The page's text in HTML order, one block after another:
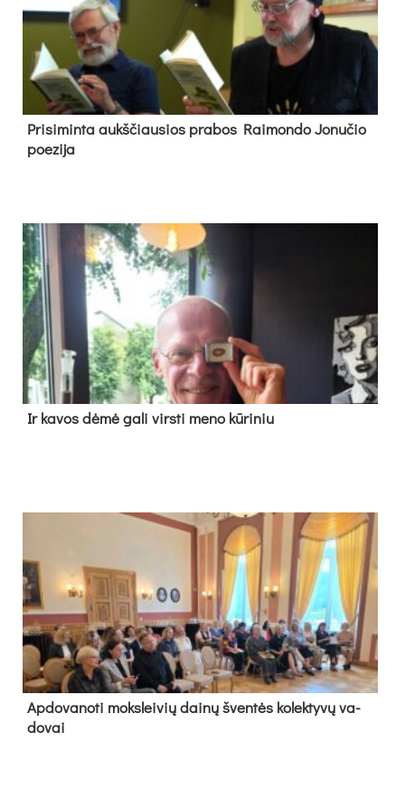
Pri­si­min­ta aukš­čiau­sios pra­bos Rai­mon­do Jo­nu­čio
poe­zi­ja
Ir ka­vos dė­mė ga­li virs­ti me­no kū­ri­niu
Ap­do­va­no­ti moks­lei­vių dai­nų šven­tės ko­lek­ty­vų va­
do­vai